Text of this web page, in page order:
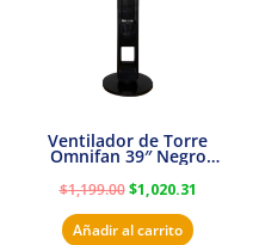
Ventilador de Torre
Omnifan 39″ Negro
$1,199.00 $1,020.31
Añadir al carrito